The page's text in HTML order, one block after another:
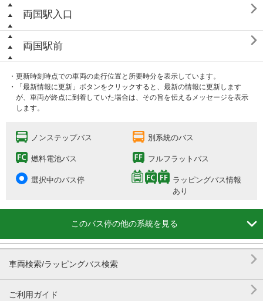
両国駅入口 
両国駅前 
・更新時刻時点での車両の走行位置と所要時分を表示しています。
・「最新情報に更新」ボタンをクリックすると、最新の情報に更新します
が、車両が終点に到着していた場合は、その旨を伝えるメッセージを表示
します。
ノンステップバス 別系統のバス
燃料電池バス フルフラットバス
選択中のバス停
ラッピングバス情報
あり
このバス停の他の系統を見る 
車両検索/ラッピングバス検索 
ご利用ガイド 